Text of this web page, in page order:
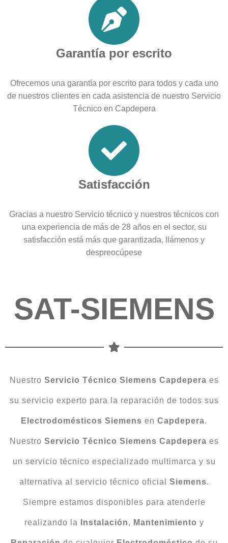
Garantía por escrito
Ofrecemos una garantía por escrito para todos y cada uno
de nuestros clientes en cada asistencia de nuestro Servicio
Técnico en Capdepera
Satisfacción
Gracias a nuestro Servicio técnico y nuestros técnicos con
una experiencia de más de 28 años en el sector, su
satisfacción está más que garantizada, llámenos y
despreocúpese
SAT-SIEMENS
Nuestro Servicio Técnico Siemens Capdepera es
su servicio experto para la reparación de todos sus
Electrodomésticos Siemens en Capdepera.
Nuestro Servicio Técnico Siemens Capdepera es
un servicio técnico especializado multimarca y su
alternativa al servicio técnico oficial Siemens.
Siempre estamos disponibles para atenderle
realizando la Instalación, Mantenimiento y